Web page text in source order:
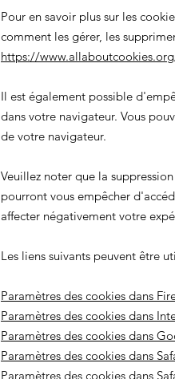
Pour en savoir plus sur les
comment les gérer, les
https://
Il est également possible
dans votre navigateur. Vous
de votre navigateur.
Veuillez noter que la
pourront vous empêcher
affecter négativement votre
Les liens suivants peuvent être
Paramètres des cookies dans
Paramètres des cookies dans
Paramètres des cookies dans
Paramètres des cookies dans
Paramètres des cookies dans